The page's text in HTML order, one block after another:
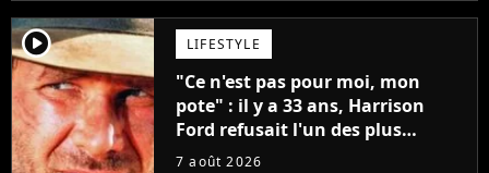
player2 LIFESTYLE
"Ce n'est pas pour moi, mon
pote" : il y a 33 ans, Harrison
Ford refusait l'un des plus
grands succès de tous les temps
7 août 2026